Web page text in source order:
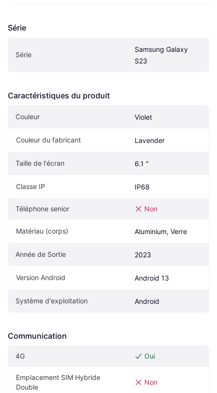
Série
Série
Samsung Galaxy
S23
Caractéristiques du produit
Couleur Violet
Couleur du fabricant Lavender
Taille de l'écran 6.1 "
Classe IP IP68
Téléphone senior Non
Matériau (corps) Aluminium, Verre
Année de Sortie 2023
Version Android Android 13
Système d'exploitation Android
Communication
4G Oui
Emplacement SIM Hybride
Double
Non